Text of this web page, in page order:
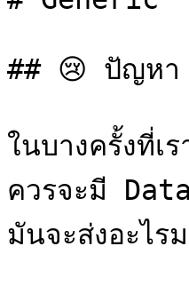
## 😢 ปัญหา
ในบางครั้งที่เ
ควรจะมี
มันจะส่งอะไร